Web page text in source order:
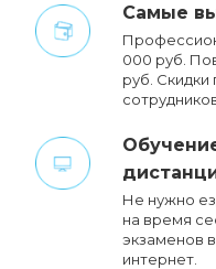
Cамые
000 руб.
руб.
Не нужно
на время
экзаменов
интернет.